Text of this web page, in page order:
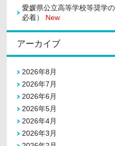
愛媛県公立高等学校等奨学
必着） New
アーカイブ
2026年8月
2026年7月
2026年6月
2026年5月
2026年4月
2026年3月